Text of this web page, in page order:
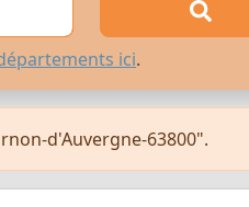
ici.
d'Auvergne-63800".